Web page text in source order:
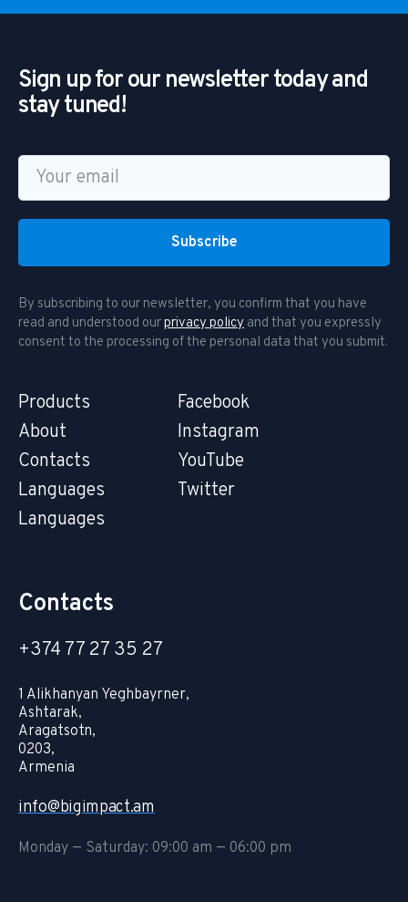
Sign up for our newsletter today and
stay tuned!
Subscribe
By subscribing to our newsletter, you confirm that you have
read and understood ourprivacy policy and that you expressly
consent to the processing of the personal data that you submit.
Products
About
Contacts
Languages
Languages
Facebook
Instagram
YouTube
Twitter
Contacts
+374 77 27 35 27
1 Alikhanyan Yeghbayrner,
Ashtarak,
Aragatsotn,
0203,
Armenia
info@bigimpact.am
Monday — Saturday: 09:00 am — 06:00 pm